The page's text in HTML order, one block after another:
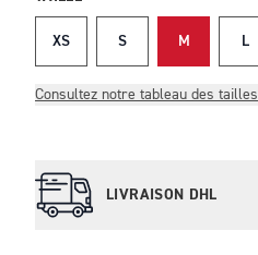
XS S M L
Consultez notre tableau des tailles
LIVRAISON DHL